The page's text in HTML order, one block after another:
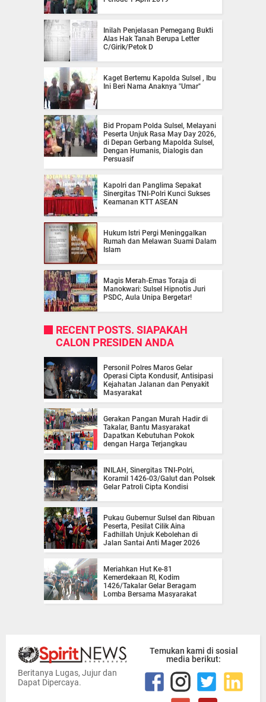
Inilah Penjelasan Pemegang Bukti
Alas Hak Tanah Berupa Letter
C/Girik/Petok D
Kaget Bertemu Kapolda Sulsel , Ibu
Ini Beri Nama Anaknya "Umar"
Bid Propam Polda Sulsel, Melayani
Peserta Unjuk Rasa May Day 2026,
di Depan Gerbang Mapolda Sulsel,
Dengan Humanis, Dialogis dan
Persuasif
Kapolri dan Panglima Sepakat
Sinergitas TNI-Polri Kunci Sukses
Keamanan KTT ASEAN
Hukum Istri Pergi Meninggalkan
Rumah dan Melawan Suami Dalam
Islam
Magis Merah-Emas Toraja di
Manokwari: Sulsel Hipnotis Juri
PSDC, Aula Unipa Bergetar!
RECENT POSTS. SIAPAKAH
CALON PRESIDEN ANDA
Personil Polres Maros Gelar
Operasi Cipta Kondusif, Antisipasi
Kejahatan Jalanan dan Penyakit
Masyarakat
Gerakan Pangan Murah Hadir di
Takalar, Bantu Masyarakat
Dapatkan Kebutuhan Pokok
dengan Harga Terjangkau
INILAH, Sinergitas TNI-Polri,
Koramil 1426-03/Galut dan Polsek
Gelar Patroli Cipta Kondisi
Pukau Gubernur Sulsel dan Ribuan
Peserta, Pesilat Cilik Aina
Fadhillah Unjuk Kebolehan di
Jalan Santai Anti Mager 2026
Meriahkan Hut Ke-81
Kemerdekaan RI, Kodim
1426/Takalar Gelar Beragam
Lomba Bersama Masyarakat
Beritanya Lugas, Jujur dan
Dapat Dipercaya.
Temukan kami di sosial
media berikut: